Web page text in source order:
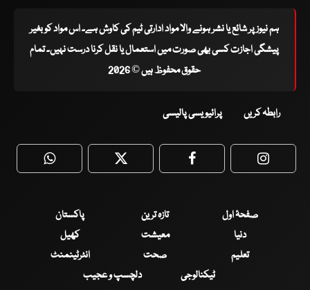
ہم نیوز پر شائع یا نشر ہونے والا مواد ادارتی ٹیم کی کاوش ہے۔ اس مواد کو بغیر
پیشگی اجازت کسی بھی صورت میں استعمال یا نقل کرنا درست نہیں۔ تمام
حقوق محفوظ ہیں © 2026
رابطہ کریں پرائیویسی پالیسی
WhatsApp Twitter Facebook
صفحۂ اول تازہ ترین
پاکستان
دنیا
معیشت
کھیل
تعلیم
صحت
انٹرٹینمنٹ
ٹیکنالوجی
دلچسپ و عجیب